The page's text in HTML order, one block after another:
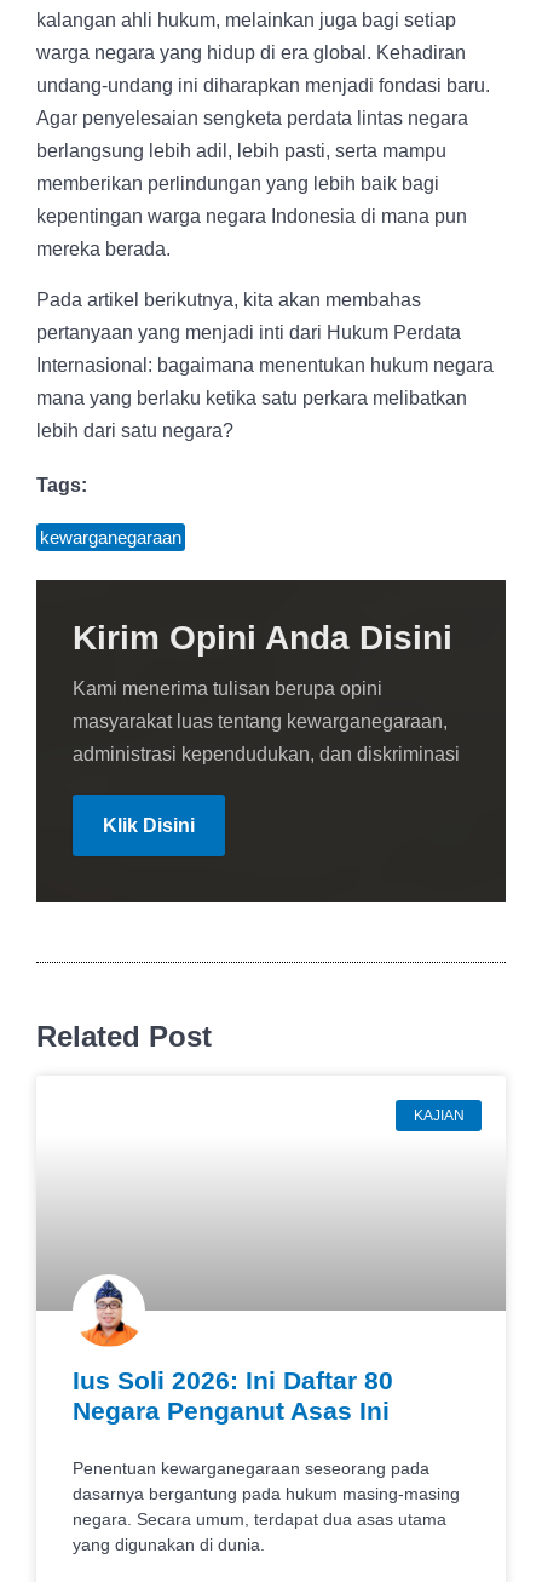
kalangan ahli hukum, melainkan juga bagi setiap
warga negara yang hidup di era global. Kehadiran
undang-undang ini diharapkan menjadi fondasi baru.
Agar penyelesaian sengketa perdata lintas negara
berlangsung lebih adil, lebih pasti, serta mampu
memberikan perlindungan yang lebih baik bagi
kepentingan warga negara Indonesia di mana pun
mereka berada.
Pada artikel berikutnya, kita akan membahas
pertanyaan yang menjadi inti dari Hukum Perdata
Internasional: bagaimana menentukan hukum negara
mana yang berlaku ketika satu perkara melibatkan
lebih dari satu negara?
Tags:
kewarganegaraan
Kirim Opini Anda Disini
Kami menerima tulisan berupa opini
masyarakat luas tentang kewarganegaraan,
administrasi kependudukan, dan diskriminasi
Klik Disini
Related Post
KAJIAN
Ius Soli 2026: Ini Daftar 80
Negara Penganut Asas Ini
Penentuan kewarganegaraan seseorang pada
dasarnya bergantung pada hukum masing-masing
negara. Secara umum, terdapat dua asas utama
yang digunakan di dunia.